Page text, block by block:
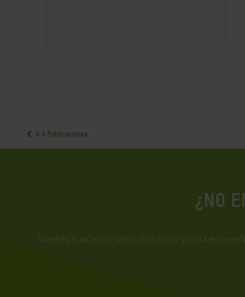
Ir a Publicaciones
¿NO
Si estás buscando una publicación y no la